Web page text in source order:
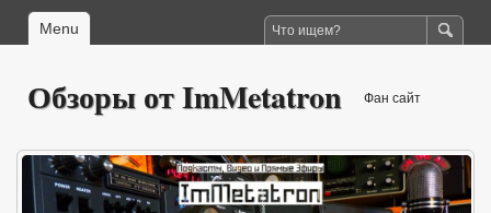
Menu
Обзоры от ImMetatron Фан сайт